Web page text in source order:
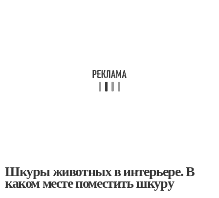
Шкуры животных в интерьере. В
каком месте поместить шкуру